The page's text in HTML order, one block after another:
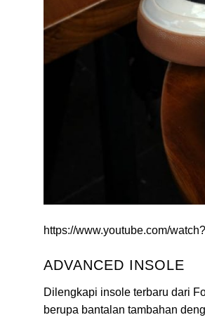
https://www.youtube.com/
ADVANCED INSOLE
Dilengkapi insole terbaru dari
berupa bantalan tambahan